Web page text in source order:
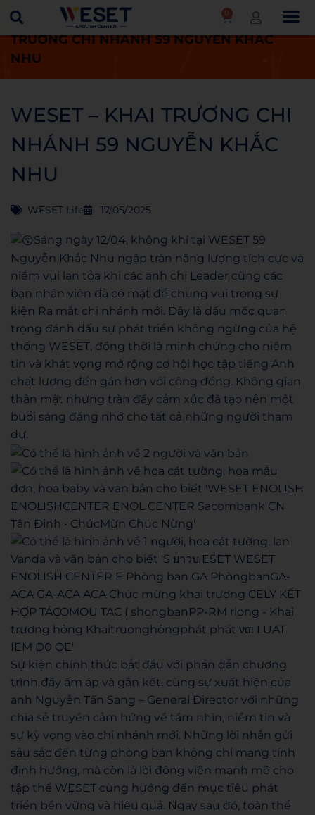
0
Trang chủ WESET Life
WESET – KHAI
TRƯƠNG CHI NHÁNH 59 NGUYỄN KHẮC
NHU
WESET – KHAI TRƯƠNG CHI
NHÁNH 59 NGUYỄN KHẮC
NHU
WESET Life 17/05/2025
Sáng ngày 12/04, không khí tại WESET 59
Nguyễn Khắc Nhu ngập tràn năng lượng tích cực và
niềm vui lan tỏa khi các anh chị Leader cùng các
bạn nhân viên đã có mặt để chung vui trong sự
kiện Ra mắt chi nhánh mới. Đây là dấu mốc quan
trọng đánh dấu sự phát triển không ngừng của hệ
thống WESET, đồng thời là minh chứng cho niềm
tin và khát vọng mở rộng cơ hội học tập tiếng Anh
chất lượng đến gần hơn với cộng đồng. Không gian
thân mật nhưng tràn đầy cảm xúc đã tạo nên một
buổi sáng đáng nhớ cho tất cả những người tham
dự.
Sự kiện chính thức bắt đầu với phần dẫn chương
trình đầy ấm áp và gắn kết, cùng sự xuất hiện của
anh Nguyễn Tấn Sang – General Director với những
chia sẻ truyền cảm hứng về tầm nhìn, niềm tin và
sự kỳ vọng vào chi nhánh mới. Những lời nhắn gửi
sâu sắc đến từng phòng ban không chỉ mang tính
định hướng, mà còn là lời động viên mạnh mẽ cho
tập thể WESET cùng hướng đến mục tiêu phát
triển bền vững và hiệu quả. Ngay sau đó, toàn thể